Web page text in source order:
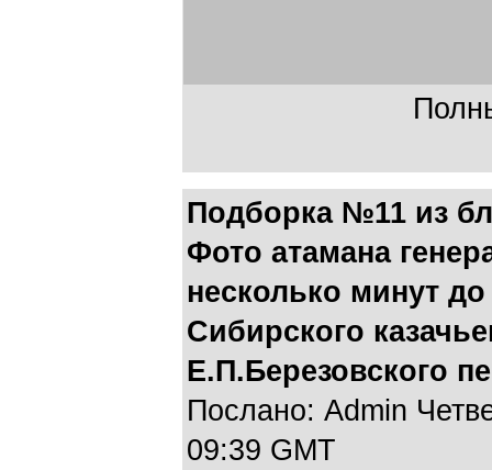
Подборка №11 из
Фото атамана
несколько минут
Сибирского
Е.П.Березовского
Послано: Admin
09:39 GMT